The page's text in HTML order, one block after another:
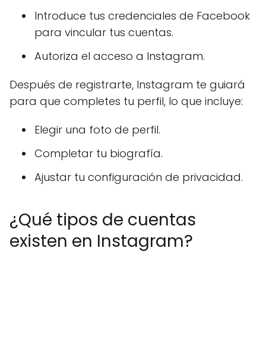
Introduce tus credenciales de Facebook
para vincular tus cuentas.
Autoriza el acceso a Instagram.
Después de registrarte, Instagram te guiará
para que completes tu perfil, lo que incluye:
Elegir una foto de perfil.
Completar tu biografía.
Ajustar tu configuración de privacidad.
¿Qué tipos de cuentas
existen en Instagram?